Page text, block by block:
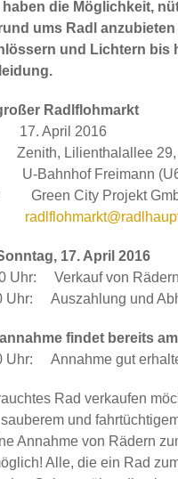
haben die Möglichkeit,
ums Radl anzubieten
und Lichtern bis
Radlflohmarkt
April 2016
Lilienthalallee 29,
Freimann
Green City Projekt
17. April 2016
Uhr: Verkauf von
Uhr: Auszahlung und
findet bereits
Uhr: Annahme gut
Rad verkaufen
und
Annahme von Rädern
Alle, die ein Rad